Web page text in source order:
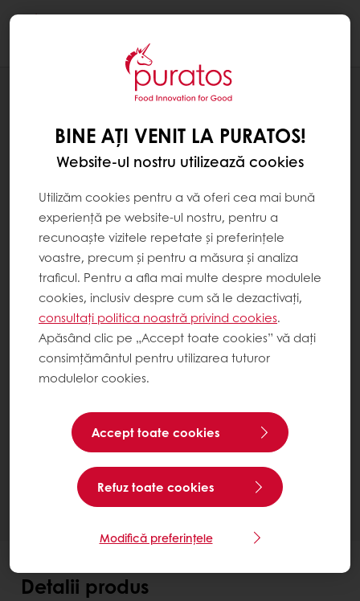
Inovație și Diferențiere
Contactează-ne
Ai nevoie de mai multe informații? Suntem bucuroși
să te ajutăm.
Detalii produs
BINE AȚI VENIT LA PURATOS!
Website-ul nostru utilizează cookies
Utilizăm cookies pentru a vă oferi cea mai bună
experiență pe website-ul nostru, pentru a
recunoaște vizitele repetate și preferințele
voastre, precum și pentru a măsura și analiza
traficul. Pentru a afla mai multe despre modulele
cookies, inclusiv despre cum să le dezactivați,
consultați politica noastră privind cookies.
Apăsând clic pe „Accept toate cookies” vă dați
consimțământul pentru utilizarea tuturor
modulelor cookies.
Accept toate cookies
Refuz toate cookies
Modifică preferințele